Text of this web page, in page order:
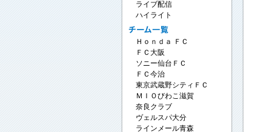
ライブ配信
ハイライト
Ｈｏｎｄａ ＦＣ
ＦＣ大阪
ソニー仙台ＦＣ
ＦＣ今治
東京武蔵野シティＦＣ
ＭＩＯびわこ滋賀
奈良クラブ
ヴェルスパ大分
ラインメール青森